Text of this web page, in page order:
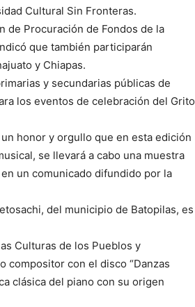
Cultural Sin Fronteras.
de Procuración de Fondos de la
que también participarán
y Chiapas.
y secundarias públicas de
los eventos de celebración del Grito
honor y orgullo que en esta edición
se llevará a cabo una muestra
un comunicado difundido por la
del municipio de Batopilas, es
Culturas de los Pueblos y
compositor con el disco “Danzas
clásica del piano con su origen